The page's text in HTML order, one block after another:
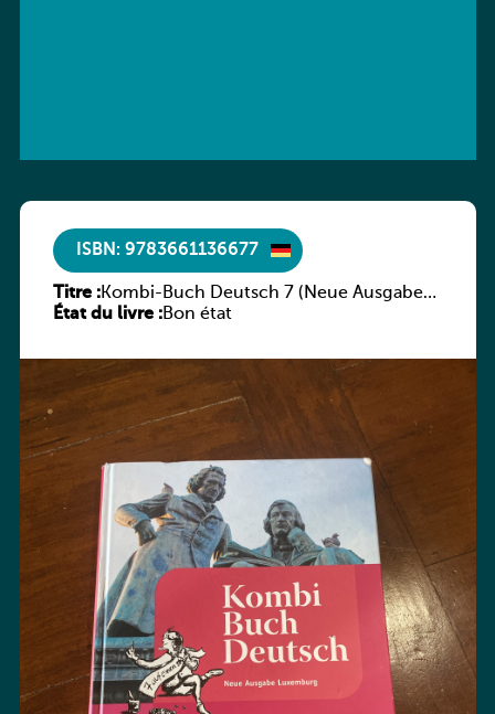
ISBN: 9783661136677
Titre :Kombi-Buch Deutsch 7 (Neue Ausgabe
Luxemburg)
État du livre :Bon état